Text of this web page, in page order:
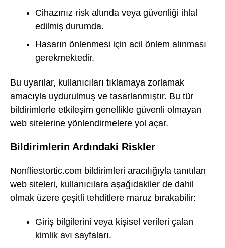
Cihazınız risk altında veya güvenliği ihlal
edilmiş durumda.
Hasarın önlenmesi için acil önlem alınması
gerekmektedir.
Bu uyarılar, kullanıcıları tıklamaya zorlamak
amacıyla uydurulmuş ve tasarlanmıştır. Bu tür
bildirimlerle etkileşim genellikle güvenli olmayan
web sitelerine yönlendirmelere yol açar.
Bildirimlerin Ardındaki Riskler
Nonfliestortic.com bildirimleri aracılığıyla tanıtılan
web siteleri, kullanıcılara aşağıdakiler de dahil
olmak üzere çeşitli tehditlere maruz bırakabilir:
Giriş bilgilerini veya kişisel verileri çalan
kimlik avı sayfaları.